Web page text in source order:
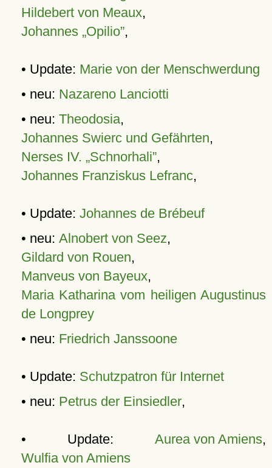
Hildebert von Meaux,
Johannes „Opilio”,
• Update: Marie von der Menschwerdung
• neu: Nazareno Lanciotti
• neu: Theodosia,
Johannes Swierc und Gefährten,
Nerses IV. „Schnorhali”,
Johannes Franziskus Lefranc,
• Update: Johannes de Brébeuf
• neu: Alnobert von Seez,
Gildard von Rouen,
Manveus von Bayeux,
Maria Katharina vom heiligen Augustinus
de Longprey
• neu: Friedrich Janssoone
• Update: Schutzpatron für Internet
• neu: Petrus der Einsiedler,
• Update: Aurea von Amiens,
Wulfia von Amiens